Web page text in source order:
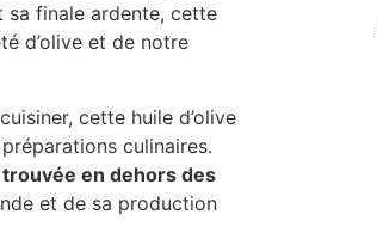
sa finale ardente, cette
d’olive et de notre
cette huile d’olive
culinaires.
en dehors des
et de sa production